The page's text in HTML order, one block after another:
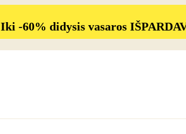
Iki -60% didysis vasaros